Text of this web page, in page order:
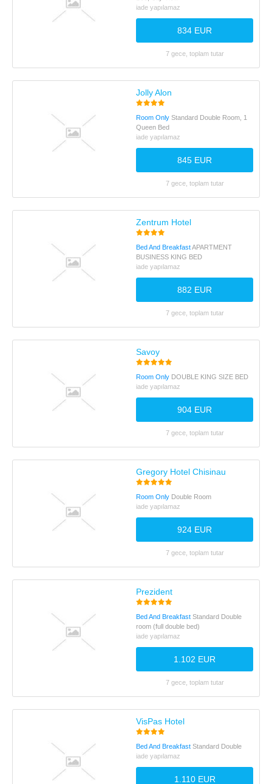
iade yapılamaz
834 EUR
7 gece, toplam tutar
Jolly Alon
Room Only Standard Double Room, 1
Queen Bed
iade yapılamaz
845 EUR
7 gece, toplam tutar
Zentrum Hotel
Bed And BreakfastAPARTMENT
BUSINESS KING BED
iade yapılamaz
882 EUR
7 gece, toplam tutar
Savoy
Room Only DOUBLE KING SIZE BED
iade yapılamaz
904 EUR
7 gece, toplam tutar
Gregory Hotel Chisinau
Room Only Double Room
iade yapılamaz
924 EUR
7 gece, toplam tutar
Prezident
Bed And Breakfast Standard Double
room (full double bed)
iade yapılamaz
1.102 EUR
7 gece, toplam tutar
VisPas Hotel
Bed And Breakfast Standard Double
iade yapılamaz
1.110 EUR